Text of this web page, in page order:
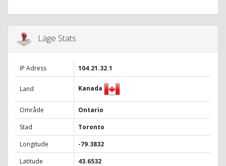
Läge Stats
IP Adress 104.21.32.1
Land Kanada
Område
Ontario
Stad
Toronto
Longitude
-79.3832
Latitude
43.6532